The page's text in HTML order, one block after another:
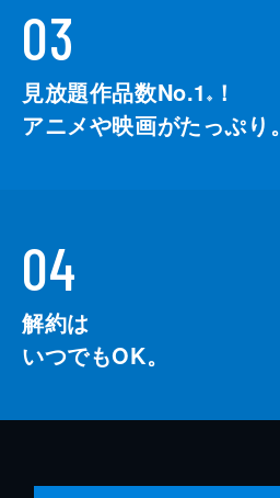
03
見放題作品数No.1 ※
！
アニメや映画がたっぷり。
04
解約は
いつでもOK。